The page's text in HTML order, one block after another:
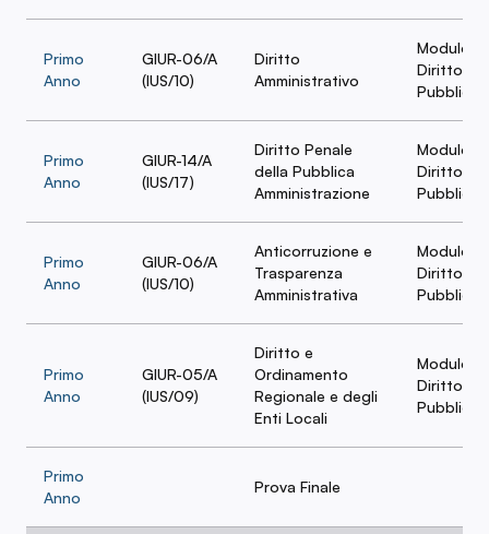
Primo
Anno
GIUR-06/A
(IUS/10)
Diritto
Amministrativo
Modulo
Diritto
Pubblico
Primo
Anno
GIUR-14/A
(IUS/17)
Diritto Penale
della Pubblica
Amministrazione
Modulo
Diritto
Pubblico
Primo
Anno
GIUR-06/A
(IUS/10)
Anticorruzione e
Trasparenza
Amministrativa
Modulo
Diritto
Pubblico
Primo
Anno
GIUR-05/A
(IUS/09)
Diritto e
Ordinamento
Regionale e degli
Enti Locali
Modulo
Diritto
Pubblico
Primo
Anno
Prova Finale